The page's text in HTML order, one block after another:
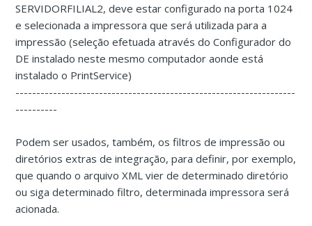
SERVIDORFILIAL2, deve estar configurado na porta 1024
e selecionada a impressora que será utilizada para a
impressão (seleção efetuada através do Configurador do
DE instalado neste mesmo computador aonde está
instalado o PrintService)
-------------------------------------------------------------------
----------
Podem ser usados, também, os filtros de impressão ou
diretórios extras de integração, para definir, por exemplo,
que quando o arquivo XML vier de determinado diretório
ou siga determinado filtro, determinada impressora será
acionada.